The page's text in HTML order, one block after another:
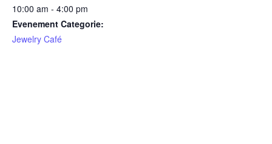
10:00 am - 4:00 pm
Evenement Categorie:
Jewelry Café